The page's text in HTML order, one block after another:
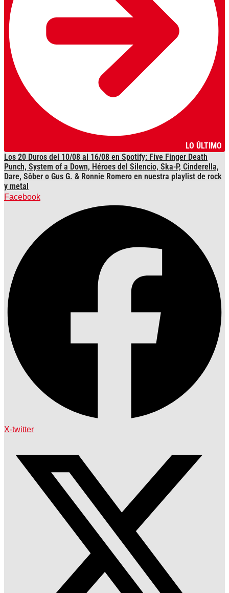
LO ÚLTIMO
Los 20 Duros del 10/08 al 16/08 en Spotify: Five Finger Death
Punch, System of a Down, Héroes del Silencio, Ska-P, Cinderella,
Dare, Sôber o Gus G. & Ronnie Romero en nuestra playlist de rock
y metal
Facebook
X-twitter